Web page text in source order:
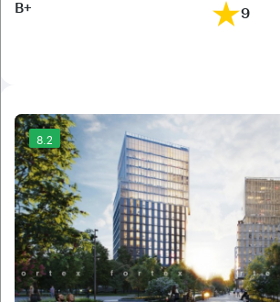
B+ 9
8.2